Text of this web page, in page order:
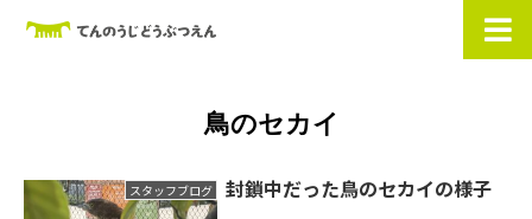
鳥のセカイ
スタッフブログ 封鎖中だった鳥のセカイの様子